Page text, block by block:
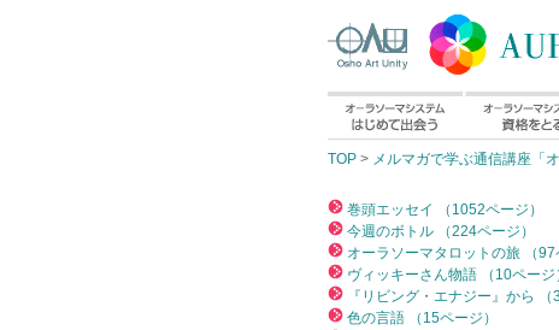
TOP > メルマガで学ぶ通信講座「
巻頭エッセイ （1052ページ）
今週のボトル （224ページ）
オーラソーマタロットの旅 （97
ヴィッキーさん物語 （10ページ
『リビング・エナジー』から （
色の言語 （15ページ）